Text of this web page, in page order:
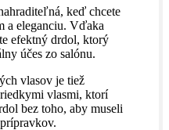
keď chcete
a eleganciu. Vďaka
efektný drdol, ktorý
účes zo salónu.
vlasov je tiež
vlasmi, ktorí
bez toho, aby museli